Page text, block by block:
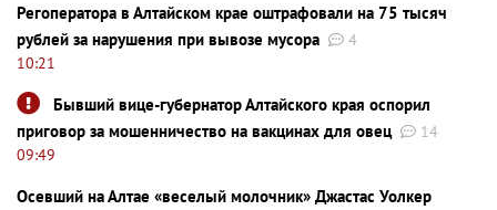
Регоператора в Алтайском крае оштрафовали на 75 тысяч
рублей за нарушения при вывозе мусора
4
10:21
Бывший вице-губернатор Алтайского края оспорил
приговор за мошенничество на вакцинах для овец
14
09:49
Осевший на Алтае «веселый молочник» Джастас Уолкер